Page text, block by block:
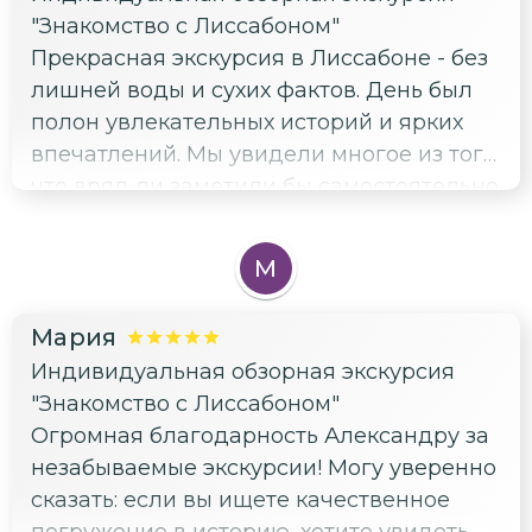
многое знает и готов ответить на любые
вопросы, с ним комфортно и приятно
общаться. Благодаря нашему гиду, город
произвел на нас самое лучшее
впечатление.
"Знакомство с Лиссабоном"
Прекрасная экскурсия в Лиссабоне - без
лишней воды и сухих фактов. День был
полон увлекательных историй и ярких
впечатлений. Мы увидели многое из того,
что вряд ли заметили бы самостоятельно
Попробовали местные деликатесы и
традиционный напиток джинжа.
занимательной и полезной. Впервые
возникло желание углубить свои знания
о стране и городе. Помимо этого, Саша
дал ценные советы, куда ещё можно
съездить и что посетить в оставшееся
время. Очень рекомендую! Большое
М
Мария
Индивидуальная обзорная экскурсия
"Знакомство с Лиссабоном"
Огромная благодарность Александру за
незабываемые экскурсии! Могу уверенно
сказать: если вы ищете качественное